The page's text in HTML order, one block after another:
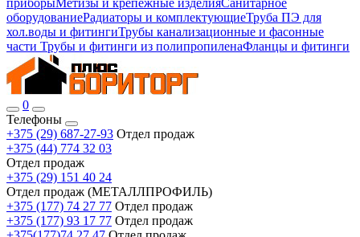
приборыМетизы и крепежные изделияСанитарное
оборудованиеРадиаторы и комплектующиеТруба ПЭ для
хол.воды и фитингиТрубы канализационные и фасонные
части Трубы и фитинги из полипропиленаФланцы и фитинги
0
Телефоны
+375 (29) 687-27-93 Отдел продаж
+375 (44) 774 32 03
Отдел продаж
+375 (29) 151 40 24
Отдел продаж (МЕТАЛЛПРОФИЛЬ)
+375 (177) 74 27 77 Отдел продаж
+375 (177) 93 17 77 Отдел продаж